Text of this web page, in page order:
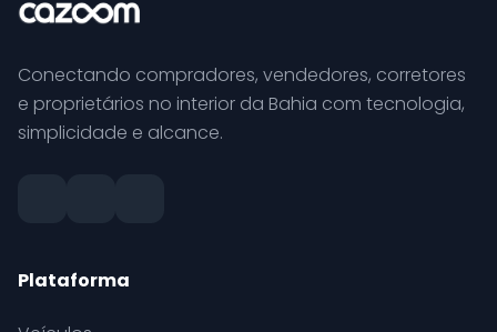
Conectando compradores, vendedores, corretores
e proprietários no interior da Bahia com tecnologia,
simplicidade e alcance.
Plataforma